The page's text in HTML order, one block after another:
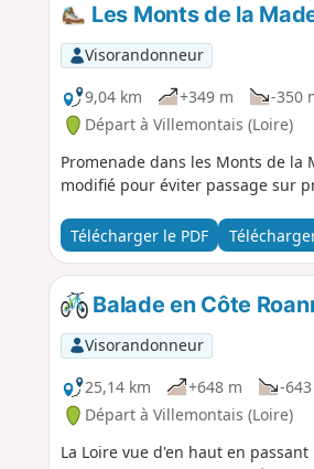
Les Monts de la
Visorandonneur
9,04 km
+349 m -350
Départ à Villemontais (Loire)
Promenade dans les Monts de la
modifié pour éviter passage sur
Télécharger le PDF
Balade en Côte
Visorandonneur
25,14 km
+648 m -
Départ à Villemontais (Loire)
La Loire vue d'en haut en